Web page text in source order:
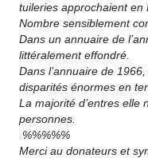
tuileries approchaient en
Nombre sensiblement
Dans un annuaire de
littéralement effondré.
Dans l’annuaire de
disparités énormes en
La majorité d’entres elle
personnes.
%%%%%
Merci au donateurs et